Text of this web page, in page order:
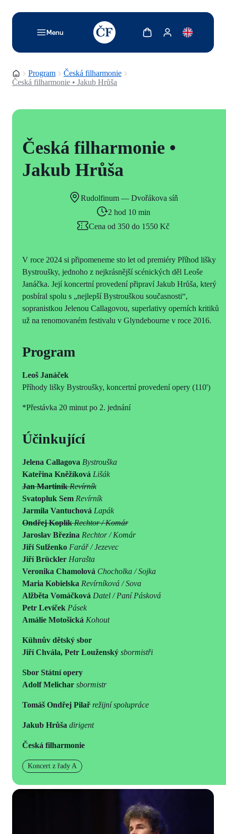
Menu
TODO: Add description for reader
Zobrazit košíkZobrazit můj účet
Domovská stránka
Program
Česká filharmonie
Česká filharmonie • Jakub Hrůša
Česká filharmonie •
Jakub Hrůša
Rudolfinum — Dvořákova síň
2 hod 10 min
Cena od 350 do 1550 Kč
V roce 2024 si připomeneme sto let od premiéry Příhod lišky
Bystroušky, jednoho z nejkrásnější scénických děl Leoše
Janáčka. Její koncertní provedení připraví Jakub Hrůša, který
posbíral spolu s „nejlepší Bystrouškou současnosti“,
sopranistkou Jelenou Callagovou, superlativy operních kritiků
už na renomovaném festivalu v Glyndebourne v roce 2016.
Program
Leoš Janáček
Příhody lišky Bystroušky, koncertní provedení opery (110')
*Přestávka 20 minut po 2. jednání
Účinkující
Jelena Callagova Bystrouška
Kateřina Kněžíková Lišák
Jan Martiník Revírník
Svatopluk Sem Revírník
Jarmila Vantuchová Lapák
Ondřej Koplík Rechtor / Komár
Jaroslav Březina Rechtor / Komár
Jiří Sulženko Farář / Jezevec
Jiří Brückler Harašta
Veronika Chamolová Chocholka / Sojka
Maria Kobielska Revírníková / Sova
Alžběta Vomáčková Datel / Paní Pásková
Petr Levíček Pásek
Amálie Motošická Kohout
Kühnův dětský sbor
Jiří Chvála, Petr Louženský sbormistři
Sbor Státní opery
Adolf Melichar sbormistr
Tomáš Ondřej Pilař režijní spolupráce
Jakub Hrůša dirigent
Česká filharmonie
Koncert z řady A